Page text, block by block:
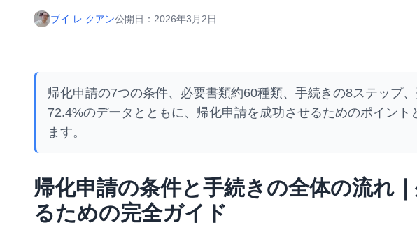
ブイ レ クアン公開日： 2026年3月2日
帰化申請の7つの条件、必要書類約60種類、手続きの8ステップ
72.4%のデータとともに、帰化申請を成功させるためのポイン
ます。
帰化申請の条件と手続きの全体の流れ
るための完全ガイド